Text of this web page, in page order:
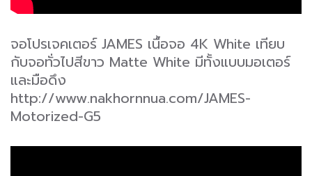
จอโปรเจคเตอร์ JAMES เนื้อจอ 4K White เทียบ
กับจอทั่วไปสีขาว Matte White มีทั้งแบบมอเตอร์
และมือดึง
http://www.nakhornnua.com/JAMES-
Motorized-G5